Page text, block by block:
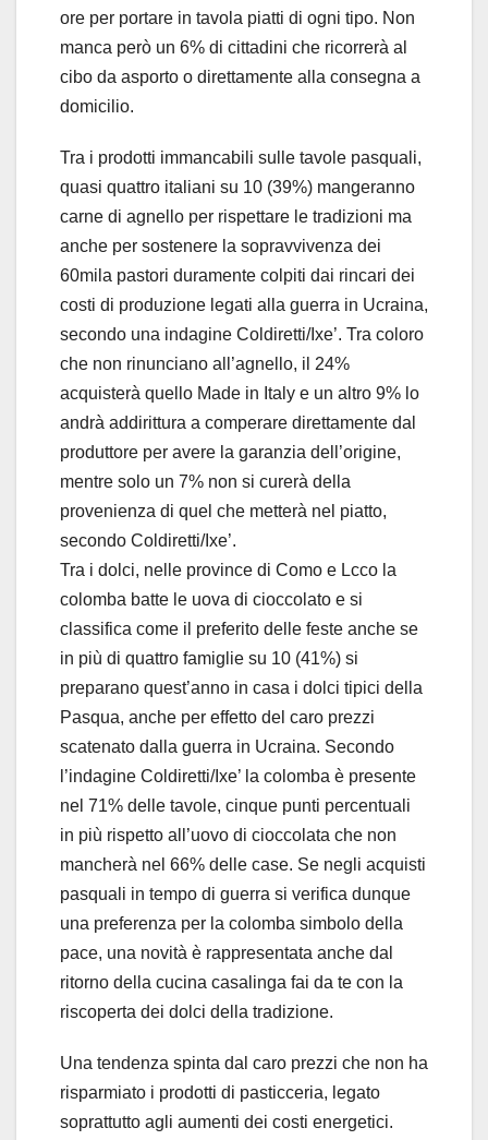
ore per portare in tavola piatti di ogni tipo. Non
manca però un 6% di cittadini che ricorrerà al
cibo da asporto o direttamente alla consegna a
domicilio.
Tra i prodotti immancabili sulle tavole pasquali,
quasi quattro italiani su 10 (39%) mangeranno
carne di agnello per rispettare le tradizioni ma
anche per sostenere la sopravvivenza dei
60mila pastori duramente colpiti dai rincari dei
costi di produzione legati alla guerra in Ucraina,
secondo una indagine Coldiretti/Ixe’. Tra coloro
che non rinunciano all’agnello, il 24%
acquisterà quello Made in Italy e un altro 9% lo
andrà addirittura a comperare direttamente dal
produttore per avere la garanzia dell’origine,
mentre solo un 7% non si curerà della
provenienza di quel che metterà nel piatto,
secondo Coldiretti/Ixe’.
Tra i dolci, nelle province di Como e Lcco la
colomba batte le uova di cioccolato e si
classifica come il preferito delle feste anche se
in più di quattro famiglie su 10 (41%) si
preparano quest’anno in casa i dolci tipici della
Pasqua, anche per effetto del caro prezzi
scatenato dalla guerra in Ucraina. Secondo
l’indagine Coldiretti/Ixe’ la colomba è presente
nel 71% delle tavole, cinque punti percentuali
in più rispetto all’uovo di cioccolata che non
mancherà nel 66% delle case. Se negli acquisti
pasquali in tempo di guerra si verifica dunque
una preferenza per la colomba simbolo della
pace, una novità è rappresentata anche dal
ritorno della cucina casalinga fai da te con la
riscoperta dei dolci della tradizione.
Una tendenza spinta dal caro prezzi che non ha
risparmiato i prodotti di pasticceria, legato
soprattutto agli aumenti dei costi energetici.